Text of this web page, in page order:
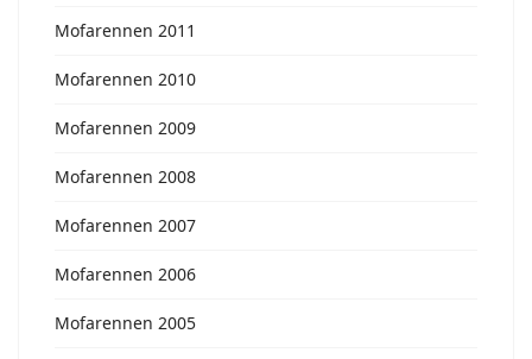
Mofarennen 2011
Mofarennen 2010
Mofarennen 2009
Mofarennen 2008
Mofarennen 2007
Mofarennen 2006
Mofarennen 2005